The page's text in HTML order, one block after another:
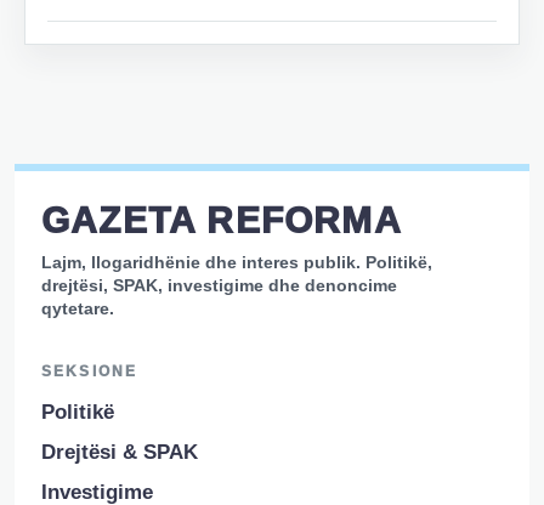
GAZETA REFORMA
Lajm, llogaridhënie dhe interes publik. Politikë,
drejtësi, SPAK, investigime dhe denoncime
qytetare.
SEKSIONE
Politikë
Drejtësi & SPAK
Investigime